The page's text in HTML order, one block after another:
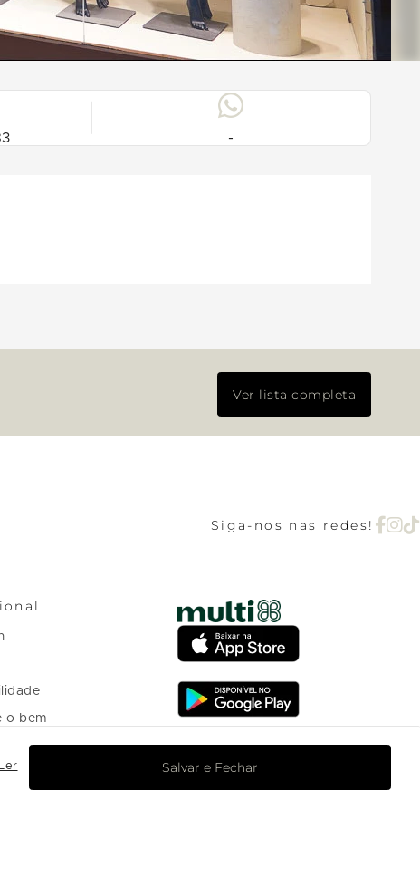
-
Ver lista completa
Siga-nos nas redes!
o bem
Programa de
Ler
Salvar e Fechar